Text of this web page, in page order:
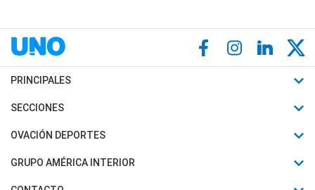
PRINCIPALES
Últimas Noticias
Política
SECCIONES
Horóscopo
Motores
OVACIÓN DEPORTES
Fútbol
Mundial
GRUPO AMÉRICA INTERIOR